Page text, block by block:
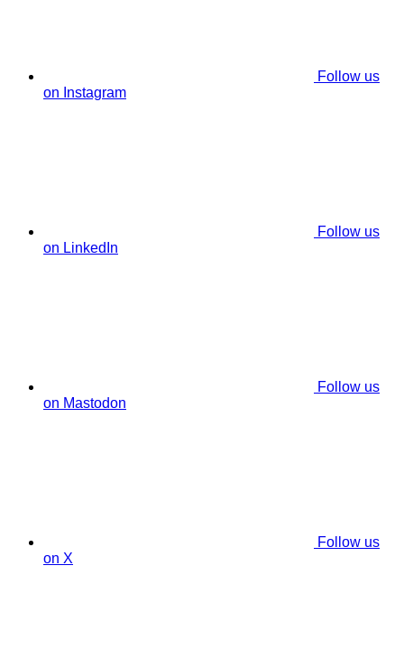
Follow us
on Instagram
Follow us
on LinkedIn
Follow us
on Mastodon
Follow us
on X